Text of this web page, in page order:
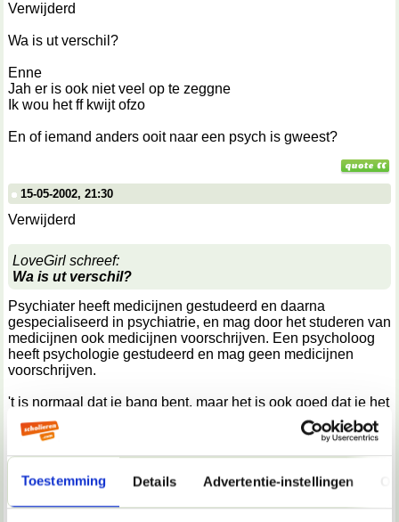
Toestemming Details Advertentie-instellingen
Verwijderd
Wa is ut verschil?
Enne
Jah er is ook niet veel op te zeggne
Ik wou het ff kwijt ofzo
En of iemand anders ooit naar een psych is gweest?
15-05-2002, 21:30
Verwijderd
LoveGirl schreef:
Wa is ut verschil?
Psychiater heeft medicijnen gestudeerd en daarna
gespecialiseerd in psychiatrie, en mag door het studeren van
medicijnen ook medicijnen voorschrijven. Een psycholoog
heeft psychologie gestudeerd en mag geen medicijnen
voorschrijven.
't is normaal dat je bang bent, maar het is ook goed dat je het
iemand verteld hebt, betekend dat je op de goede weg bent.
Heel veel sterkte en succes en probeer te doen wat je denkt
in. *knuf*